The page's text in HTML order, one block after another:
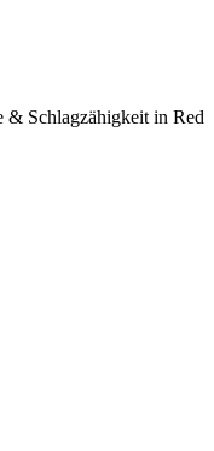
& Schlagzähigkeit in Red